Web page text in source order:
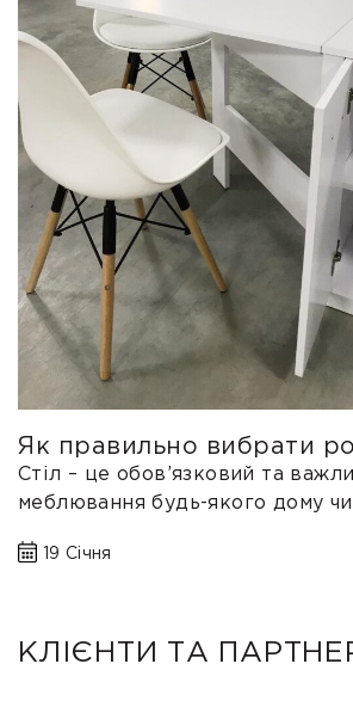
Як правильно вибрати
стіл?
Стіл – це обов’язковий та
меблювання будь-якого дому
19 Січня
КЛІЄНТИ ТА